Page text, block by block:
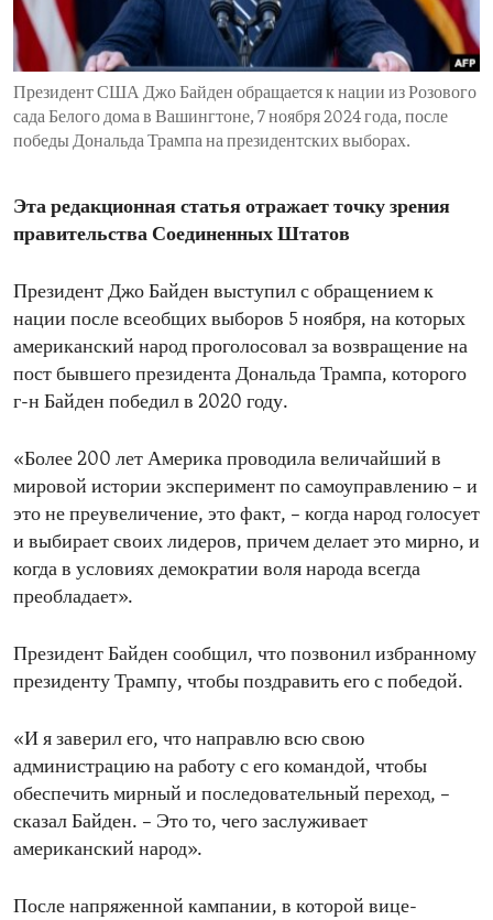
ENVIRONMENT AND HEALTH
IDEALS AND INSTITUTIONS
Президент США Джо Байден обращается к нации из Розового
сада Белого дома в Вашингтоне, 7 ноября 2024 года, после
победы Дональда Трампа на президентских выборах.
Эта редакционная статья отражает точку зрения
правительства Соединенных Штатов
Президент Джо Байден выступил с обращением к
нации после всеобщих выборов 5 ноября, на которых
американский народ проголосовал за возвращение на
пост бывшего президента Дональда Трампа, которого
г-н Байден победил в 2020 году.
«Более 200 лет Америка проводила величайший в
мировой истории эксперимент по самоуправлению – и
это не преувеличение, это факт, – когда народ голосует
и выбирает своих лидеров, причем делает это мирно, и
когда в условиях демократии воля народа всегда
преобладает».
Президент Байден сообщил, что позвонил избранному
президенту Трампу, чтобы поздравить его с победой.
«И я заверил его, что направлю всю свою
администрацию на работу с его командой, чтобы
обеспечить мирный и последовательный переход, –
сказал Байден. – Это то, чего заслуживает
американский народ».
После напряженной кампании, в которой вице-